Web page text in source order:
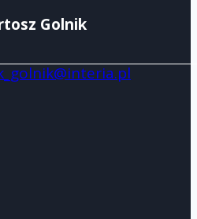
Golnik